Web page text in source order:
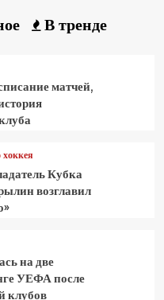
В тренде
матчей,
хоккея
Кубка
возглавил
на две
УЕФА после
клубов